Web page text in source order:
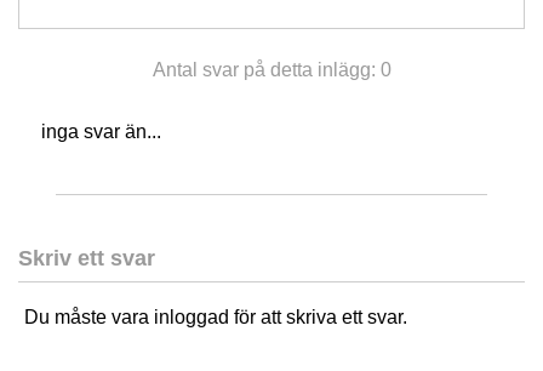
Antal svar på detta inlägg: 0
inga svar än...
Skriv ett svar
Du måste vara inloggad för att skriva ett svar.